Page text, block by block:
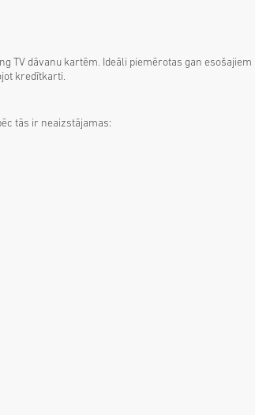
dāvanu kartēm. Ideāli piemērotas gan
kredītkarti.
tās ir neaizstājamas: